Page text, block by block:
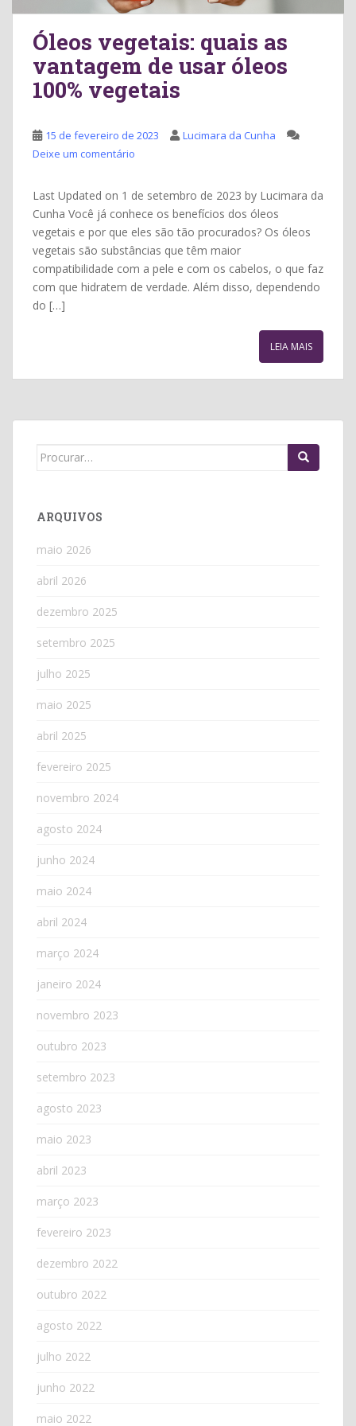
Óleos vegetais: quais as
vantagem de usar óleos
100% vegetais
15 de fevereiro de 2023
Lucimara da Cunha
Deixe um comentário
Last Updated on 1 de setembro de 2023 by Lucimara da
Cunha Você já conhece os benefícios dos óleos
vegetais e por que eles são tão procurados? Os óleos
vegetais são substâncias que têm maior
compatibilidade com a pele e com os cabelos, o que faz
com que hidratem de verdade. Além disso, dependendo
do […]
LEIA MAIS
Search
ARQUIVOS
maio 2026
abril 2026
dezembro 2025
setembro 2025
julho 2025
maio 2025
abril 2025
fevereiro 2025
novembro 2024
agosto 2024
junho 2024
maio 2024
abril 2024
março 2024
janeiro 2024
novembro 2023
outubro 2023
setembro 2023
agosto 2023
maio 2023
abril 2023
março 2023
fevereiro 2023
dezembro 2022
outubro 2022
agosto 2022
julho 2022
junho 2022
maio 2022